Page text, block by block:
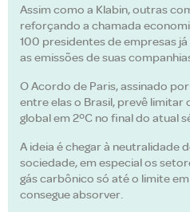
Assim como a Klabin, outras
reforçando a chamada
100 presidentes de empresas
as emissões de suas
O Acordo de Paris, assinado
entre elas o Brasil, prevê
global em 2ºC no final do atual
A ideia é chegar à neutralidade
sociedade, em especial os
gás carbônico só até o limite
consegue absorver.